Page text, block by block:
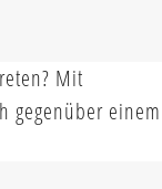
Mit
gegenüber einem